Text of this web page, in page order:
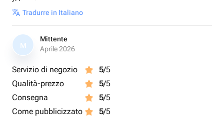
Tradurre in Italiano
M
Mittente
Aprile 2026
Servizio di negozio 5/5
Qualità-prezzo
5/5
Consegna
5/5
Come pubblicizzato
5/5